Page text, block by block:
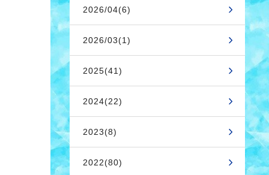
2026/04(6)
2026/03(1)
2025(41)
2024(22)
2023(8)
2022(80)